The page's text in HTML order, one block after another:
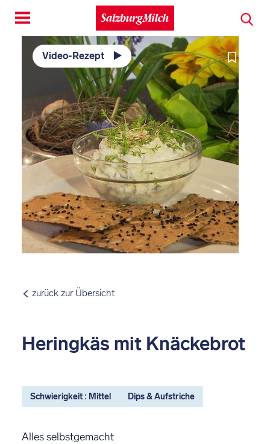
Toggle
navigation
Video-Rezept
zurück zur Übersicht
Heringkäs mit Knäckebrot
Schwierigkeit : Mittel Dips & Aufstriche
Alles selbstgemacht